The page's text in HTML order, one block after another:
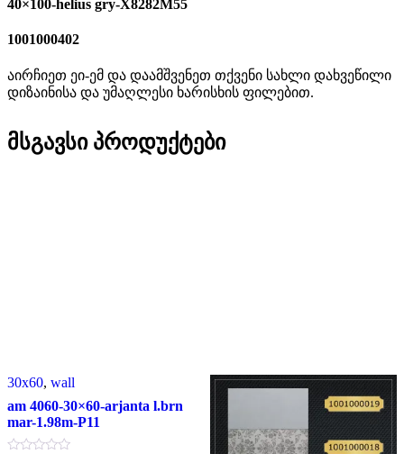
40×100-helius gry-X8282M55
1001000402
აირჩიეთ ეი-ემ და დაამშვენეთ თქვენი სახლი დახვეწილი
დიზაინისა და უმაღლესი ხარისხის ფილებით.
მსგავსი პროდუქტები
30x60, wall
am 4060-30×60-arjanta l.brn
mar-1.98m-P11